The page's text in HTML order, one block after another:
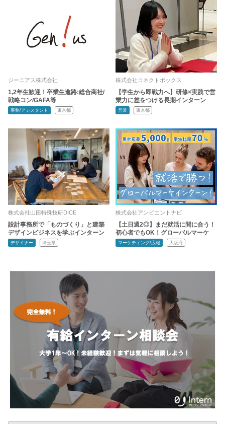
ジーニアス株式会社
1,2年生歓迎！卒業生進路:総合商社/
戦略コン/GAFA等
事務/アシスタント 東京都
株式会社コネクトボックス
【学生から即戦力へ】研修×実践で営
業力に差をつける長期インターン
営業 東京都
株式会社山田特殊技研DICE
設計事務所で「ものづくり」と建築
デザインビジネスを学ぶインターン
デザイナー 埼玉県
株式会社アンビエントナビ
【土日週2◎】まだ就活に間に合う！
初心者でもOK！グローバルマーケ
マーケティング/広報 大阪府